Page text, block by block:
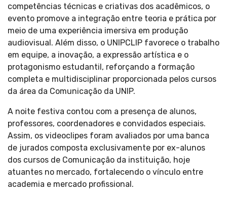
competências técnicas e criativas dos acadêmicos, o
evento promove a integração entre teoria e prática por
meio de uma experiência imersiva em produção
audiovisual. Além disso, o UNIPCLIP favorece o trabalho
em equipe, a inovação, a expressão artística e o
protagonismo estudantil, reforçando a formação
completa e multidisciplinar proporcionada pelos cursos
da área da Comunicação da UNIP.
A noite festiva contou com a presença de alunos,
professores, coordenadores e convidados especiais.
Assim, os videoclipes foram avaliados por uma banca
de jurados composta exclusivamente por ex-alunos
dos cursos de Comunicação da instituição, hoje
atuantes no mercado, fortalecendo o vínculo entre
academia e mercado profissional.